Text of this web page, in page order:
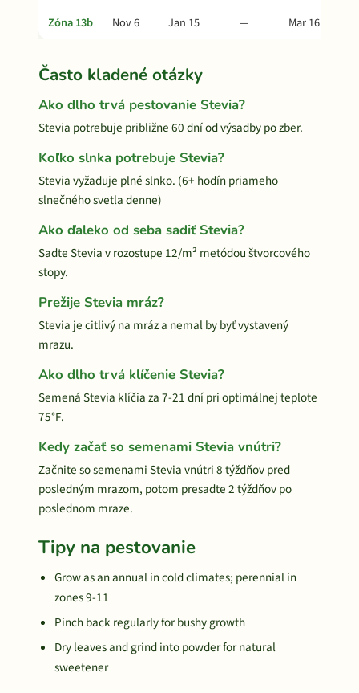
Zóna 13b Nov 6 Jan 15 — Mar 16
Často kladené otázky
Ako dlho trvá pestovanie Stevia?
Stevia potrebuje približne 60 dní od výsadby po zber.
Koľko slnka potrebuje Stevia?
Stevia vyžaduje plné slnko. (6+ hodín priameho
slnečného svetla denne)
Ako ďaleko od seba sadiť Stevia?
Saďte Stevia v rozostupe 12/m² metódou štvorcového
stopy.
Prežije Stevia mráz?
Stevia je citlivý na mráz a nemal by byť vystavený
mrazu.
Ako dlho trvá klíčenie Stevia?
Semená Stevia klíčia za 7-21 dní pri optimálnej teplote
75°F.
Kedy začať so semenami Stevia vnútri?
Začnite so semenami Stevia vnútri 8 týždňov pred
posledným mrazom, potom presaďte 2 týždňov po
poslednom mraze.
Tipy na pestovanie
Grow as an annual in cold climates; perennial in
zones 9-11
Pinch back regularly for bushy growth
Dry leaves and grind into powder for natural
sweetener